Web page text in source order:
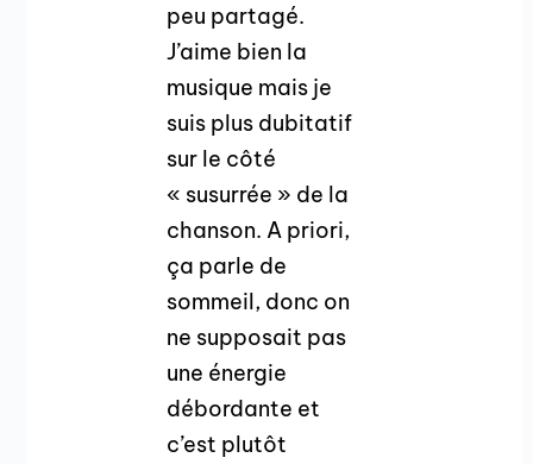
peu partagé.
J’aime bien la
musique mais je
suis plus dubitatif
sur le côté
« susurrée » de la
chanson. A priori,
ça parle de
sommeil, donc on
ne supposait pas
une énergie
débordante et
c’est plutôt